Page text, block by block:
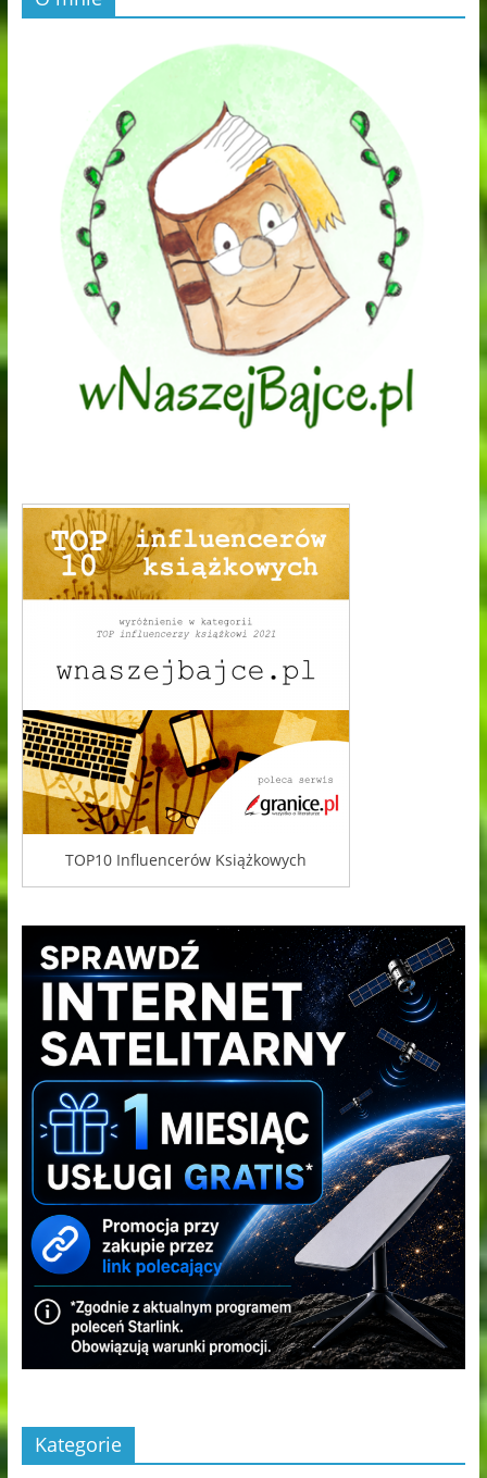
TOP10 Influencerów Książkowych
Kategorie